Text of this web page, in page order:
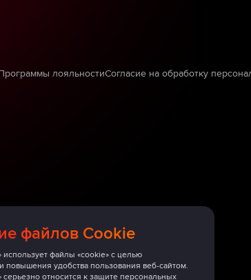
файлов Cookie
файлы «cookie» с целью
повышения удобства пользования веб-сайтом.
относится к защите персональных
лояльностиСогласие на обработку